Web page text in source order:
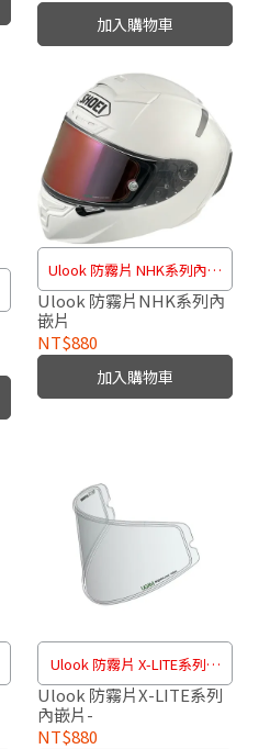
加入購物車
Ulook 防霧片 NHK系列內嵌
片
Ulook 防霧片NHK系列內
嵌片
NT$880
加入購物車
Ulook 防霧片 X-LITE系列內
嵌片
Ulook 防霧片X-LITE系列
內嵌片-
NT$880